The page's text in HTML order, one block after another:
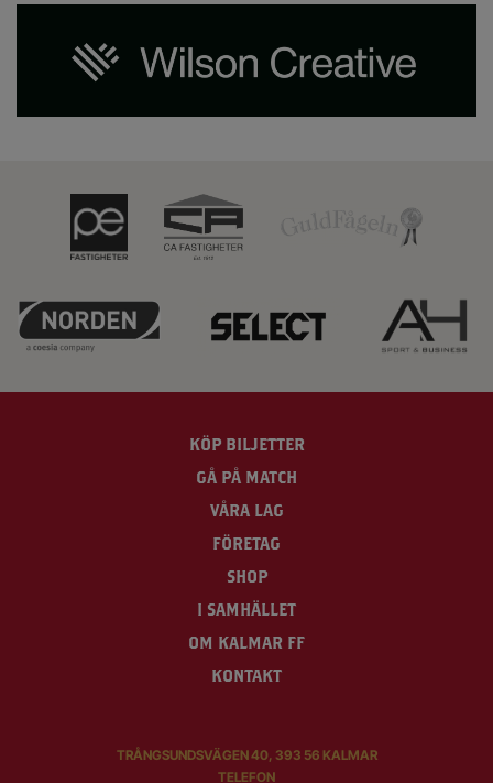
KÖP BILJETTER
GÅ PÅ MATCH
VÅRA LAG
FÖRETAG
SHOP
I SAMHÄLLET
OM KALMAR FF
KONTAKT
TRÅNGSUNDSVÄGEN 40, 393 56 KALMAR
TELEFON